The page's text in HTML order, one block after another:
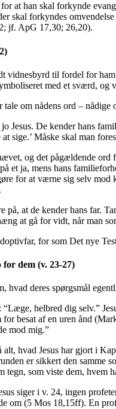
at han skal forkynde
skal forkyndes
jf. ApG 17,30; 26,20).
vidnesbyrd til fordel for
med et sværd,
tale om nådens ord –
Jesus. De kender hans
sige.’ Måske skal man
og det pågældende ord
et ja, mens hans
for at værne sig selv mod
på, at de kender hans far.
at gå for vidt, når man
for som Det nye
for dem (v. 23-27)
hvad deres spørgsmål
“Læge, helbred dig selv.”
for besat af en uren ånd
mod mig.”
alt, hvad Jesus har gjort i
er sikkert den samme
tegn, som viste dem, hvem
siger i v. 24, ingen
om (5 Mos 18,15ff). En